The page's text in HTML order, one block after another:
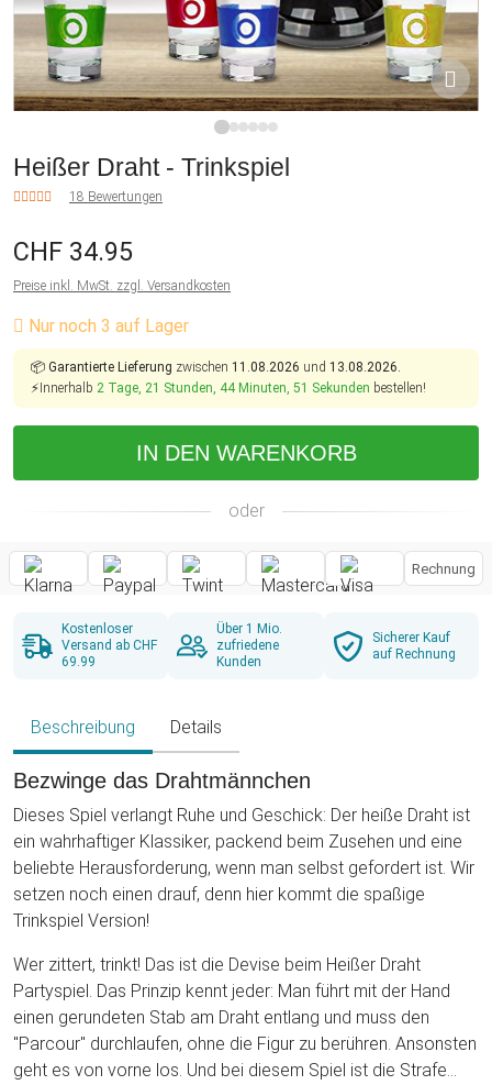
Heißer Draht - Trinkspiel
18 Bewertungen
CHF 34.95
Preise inkl. MwSt. zzgl. Versandkosten
Nur noch 3 auf Lager
📦 Garantierte Lieferung zwischen 11.08.2026 und 13.08.2026.
⚡Innerhalb 2 Tage, 21 Stunden, 44 Minuten, 50 Sekunden bestellen!
IN DEN WARENKORB
oder
Rechnung
Kostenloser
Versand ab CHF
69.99
Über 1 Mio.
zufriedene
Kunden
Sicherer Kauf
auf Rechnung
Beschreibung Details
Bezwinge das Drahtmännchen
Dieses Spiel verlangt Ruhe und Geschick: Der heiße Draht ist
ein wahrhaftiger Klassiker, packend beim Zusehen und eine
beliebte Herausforderung, wenn man selbst gefordert ist. Wir
setzen noch einen drauf, denn hier kommt die spaßige
Trinkspiel Version!
Wer zittert, trinkt! Das ist die Devise beim Heißer Draht
Partyspiel. Das Prinzip kennt jeder: Man führt mit der Hand
einen gerundeten Stab am Draht entlang und muss den
"Parcour" durchlaufen, ohne die Figur zu berühren. Ansonsten
geht es von vorne los. Und bei diesem Spiel ist die Strafe